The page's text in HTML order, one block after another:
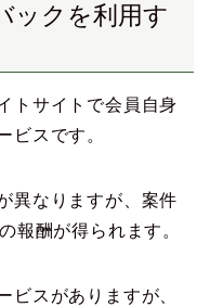
ックを利用す
トサイトで会員自身
ビスです。
異なりますが、案件
の報酬が得られます。
ビスがありますが、